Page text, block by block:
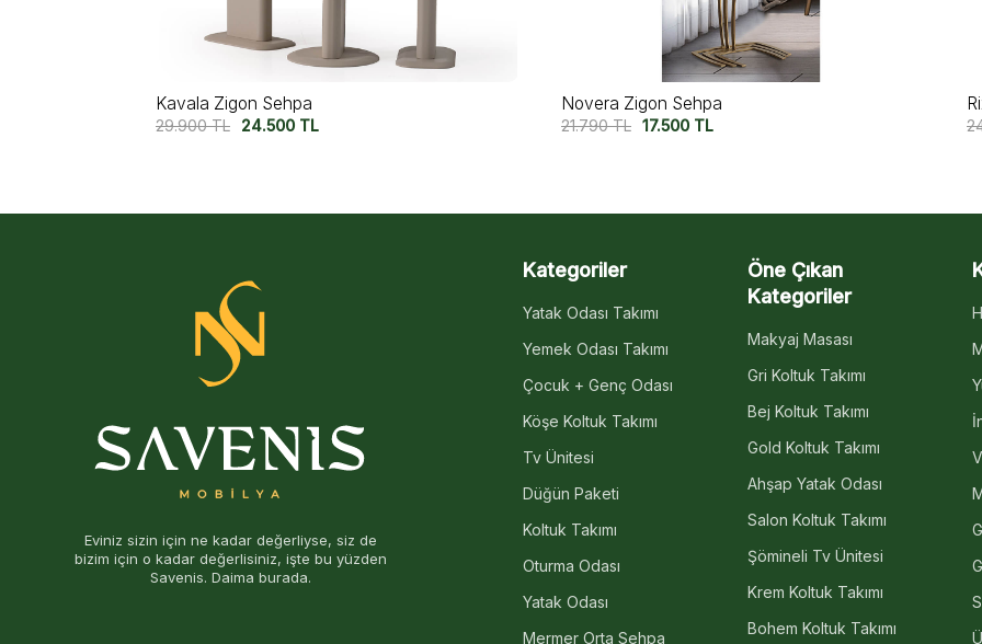
Novera Zigon Sehpa
21.790TL 17.500TL
Rixos Zigon Sehpa
24.500TL 19.750 TL
Eviniz sizin için ne kadar değerliyse, siz de
bizim için o kadar değerlisiniz, işte bu yüzden
Savenis. Daima burada.
Kategoriler
Yatak Odası Takımı
Yemek Odası Takımı
Çocuk + Genç Odası
Köşe Koltuk Takımı
Tv Ünitesi
Düğün Paketi
Koltuk Takımı
Oturma Odası
Yatak Odası
Mermer Orta Sehpa
Öne Çıkan
Kategoriler
Makyaj Masası
Gri Koltuk Takımı
Bej Koltuk Takımı
Gold Koltuk Takımı
Ahşap Yatak Odası
Salon Koltuk Takımı
Şömineli Tv Ünitesi
Krem Koltuk Takımı
Bohem Koltuk Takımı